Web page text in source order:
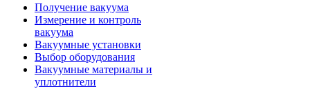
Получение вакуума
Измерение и контроль
вакуума
Вакуумные установки
Выбор оборудования
Вакуумные материалы и
уплотнители